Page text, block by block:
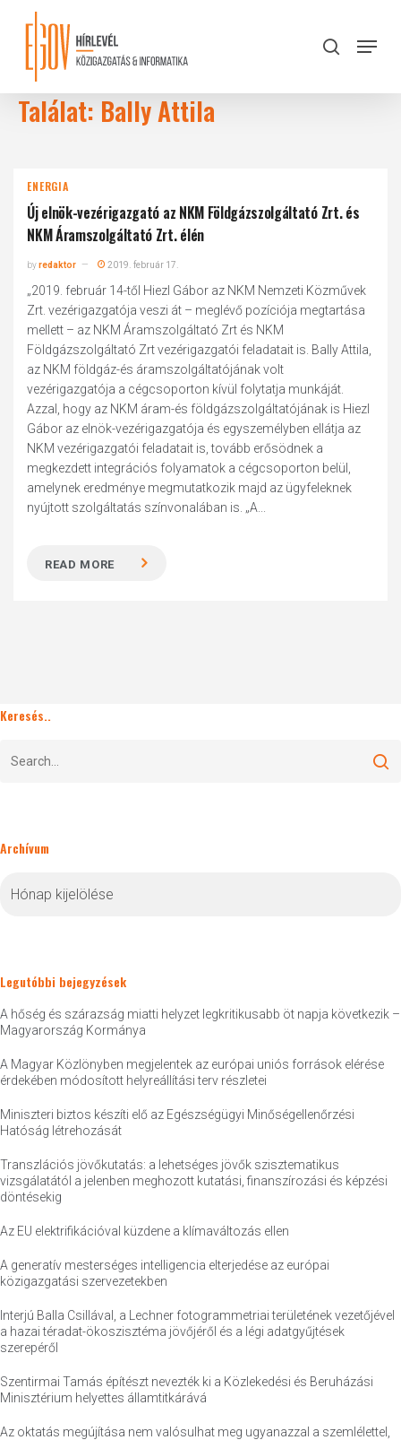
content
search
Menu
Találat: Bally Attila
ENERGIA
Új elnök-vezérigazgató az NKM Földgázszolgáltató Zrt. és
NKM Áramszolgáltató Zrt. élén
byredaktor 2019. február 17.
„2019. február 14-től Hiezl Gábor az NKM Nemzeti Közművek
Zrt. vezérigazgatója veszi át – meglévő pozíciója megtartása
mellett – az NKM Áramszolgáltató Zrt és NKM
Földgázszolgáltató Zrt vezérigazgatói feladatait is. Bally Attila,
az NKM földgáz-és áramszolgáltatójának volt
vezérigazgatója a cégcsoporton kívül folytatja munkáját.
Azzal, hogy az NKM áram-és földgázszolgáltatójának is Hiezl
Gábor az elnök-vezérigazgatója és egyszemélyben ellátja az
NKM vezérigazgatói feladatait is, tovább erősödnek a
megkezdett integrációs folyamatok a cégcsoporton belül,
amelynek eredménye megmutatkozik majd az ügyfeleknek
nyújtott szolgáltatás színvonalában is. „A...
READ MORE
Keresés..
Archívum
Legutóbbi bejegyzések
A hőség és szárazság miatti helyzet legkritikusabb öt napja következik –
Magyarország Kormánya
A Magyar Közlönyben megjelentek az európai uniós források elérése
érdekében módosított helyreállítási terv részletei
Miniszteri biztos készíti elő az Egészségügyi Minőségellenőrzési
Hatóság létrehozását
Transzlációs jövőkutatás: a lehetséges jövők szisztematikus
vizsgálatától a jelenben meghozott kutatási, finanszírozási és képzési
döntésekig
Az EU elektrifikációval küzdene a klímaváltozás ellen
A generatív mesterséges intelligencia elterjedése az európai
közigazgatási szervezetekben
Interjú Balla Csillával, a Lechner fotogrammetriai területének vezetőjével
a hazai téradat-ökoszisztéma jövőjéről és a légi adatgyűjtések
szerepéről
Szentirmai Tamás építészt nevezték ki a Közlekedési és Beruházási
Minisztérium helyettes államtitkárává
Az oktatás megújítása nem valósulhat meg ugyanazzal a szemlélettel,
Close